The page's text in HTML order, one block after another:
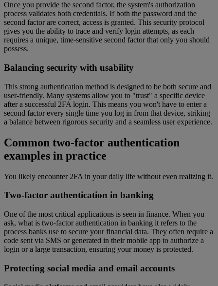
Once you provide the second factor, the system's authorization
process validates both credentials. If both the password and the
second factor are correct, access is granted. This security protocol
gives you the ability to trace and verify login attempts, as each
requires a unique, time-sensitive second factor that only you should
possess.
Balancing security with usability
This strong authentication method is designed to be both secure and
user-friendly. Many systems allow you to "trust" a specific device
after a successful 2FA login. This means you won't have to enter a
second factor every single time you log in from that device, striking
a balance between rigorous security and a seamless user experience.
Common two-factor authentication
examples in practice
You likely encounter 2FA in your daily life without even realizing it.
Two-factor authentication in banking
One of the most critical applications is seen in finance. When you
ask, what is two-factor authentication in banking it refers to the
process banks use to secure your financial data. They often require a
code sent via SMS or generated in their mobile app to authorize a
login or a large transaction, ensuring your money is protected.
Protecting social media and email accounts